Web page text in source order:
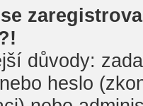
důvody:
heslo